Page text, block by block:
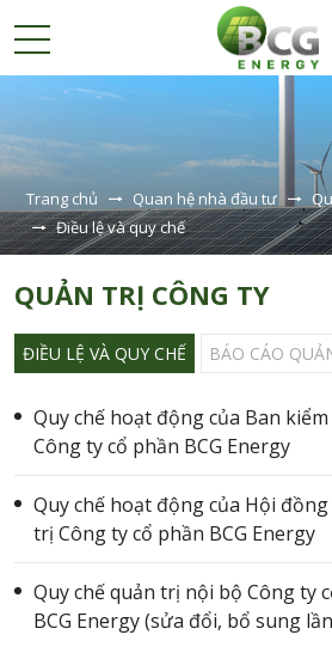
GIỚI
THIỆU
DỰ
ÁN
QUAN
NHÀ
ĐẦU
Cổ phiếu BCG Energy
Công bố thông tin
Đại hội đồng cổ đông
Báo cáo tài chính
Quản trị công ty
Trang chủ Quan hệ nhà đầu tư
Điều lệ và quy chế
QUẢN TRỊ CÔNG TY
ĐIỀU LỆ VÀ QUY CHẾ BÁO CÁO
Quy chế hoạt động của Ban
Công ty cổ phần BCG Energy
Quy chế hoạt động của Hội
trị Công ty cổ phần BCG Energy
Quy chế quản trị nội bộ Công ty
BCG Energy (sửa đổi, bổ sung